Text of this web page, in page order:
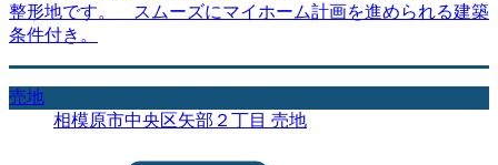
整形地です。 スムーズにマイホーム計画を進められる建築
条件付き。
売地
相模原市中央区矢部２丁目 売地